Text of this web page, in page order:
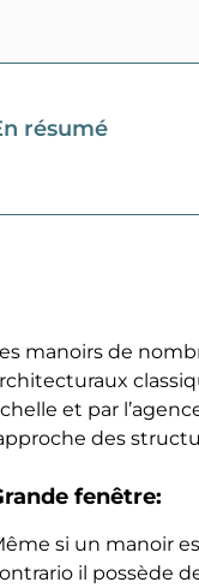
résumé
manoirs de
et par
des
fenêtre:
si un manoir
il possède